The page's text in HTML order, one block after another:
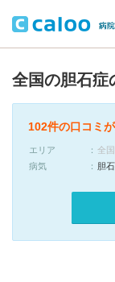
全国の胆石症
102件の口コミ
エリア
全国
病気
胆